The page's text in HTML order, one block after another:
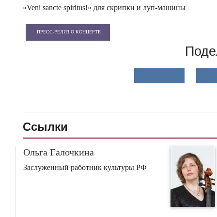
«Veni sancte spiritus!» для скрипки и луп-машины
ПРЕСС-РЕЛИЗ О КОНЦЕРТЕ
Ссылки
Ольга Галочкина
Заслуженный работник культуры РФ